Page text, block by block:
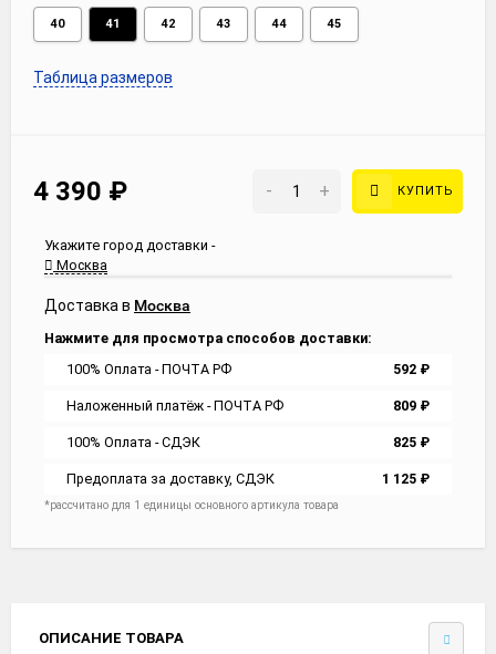
40 41 42 43 44 45
Таблица размеров
4 390 ₽ - + КУПИТЬ
Укажите город доставки -
Москва
Доставка в Москва
Нажмите для просмотра способов доставки:
100% Оплата - ПОЧТА РФ
592 ₽
Наложенный платёж - ПОЧТА РФ 809 ₽
100% Оплата - СДЭК 825 ₽
Предоплата за доставку, СДЭК 1 125 ₽
*рассчитано для 1 единицы основного артикула товара
ОПИСАНИЕ ТОВАРА